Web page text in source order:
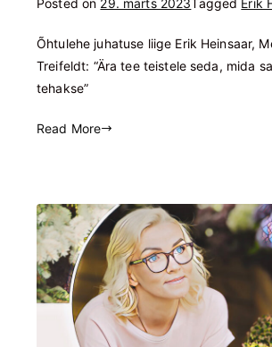
Posted on 29. märts 2023Tagged Erik
Õhtulehe juhatuse liige Erik Heinsaar,
Treifeldt: “Ära tee teistele seda, mida
tehakse”
Read More